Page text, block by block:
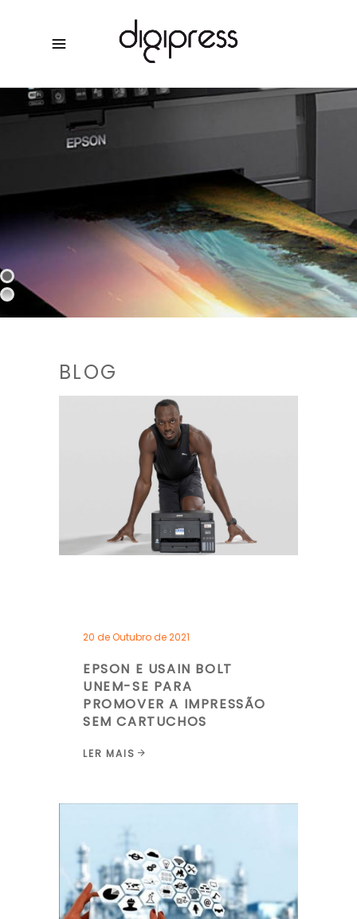
BLOG
20 de Outubro de 2021
EPSON E USAIN BOLT
UNEM-SE PARA
PROMOVER A IMPRESSÃO
SEM CARTUCHOS
LER MAIS